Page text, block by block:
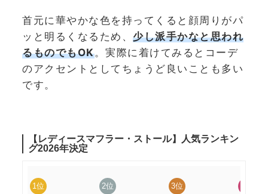
首元に華やかな色を持ってくると顔周りがパ
ッと明るくなるため、 少し派手かなと思われ
るものでもOK。実際に着けてみるとコーデ
のアクセントとしてちょうど良いことも多い
です。